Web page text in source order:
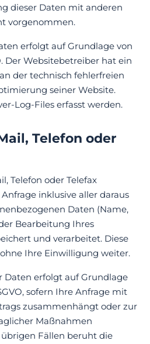
dieser Daten mit anderen
vorgenommen.
erfolgt auf Grundlage von
Der Websitebetreiber hat ein
der technisch fehlerfreien
seiner Website.
Log-Files erfasst werden.
Telefon oder
Telefon oder Telefax
inklusive aller daraus
Daten (Name,
Bearbeitung Ihres
und verarbeitet. Diese
Ihre Einwilligung weiter.
Daten erfolgt auf Grundlage
sofern Ihre Anfrage mit
zusammenhängt oder zur
Maßnahmen
Fällen beruht die